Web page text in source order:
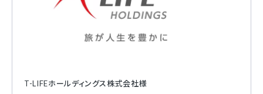
T-LIFEホールディングス株式会社様